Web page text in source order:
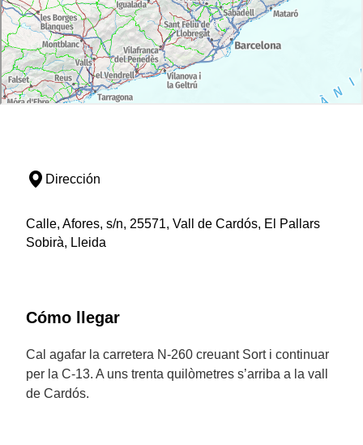
Dirección
Calle, Afores, s/n, 25571, Vall de Cardós, El Pallars
Sobirà, Lleida
Cómo llegar
Cal agafar la carretera N-260 creuant Sort i continuar
per la C-13. A uns trenta quilòmetres s’arriba a la vall
de Cardós.